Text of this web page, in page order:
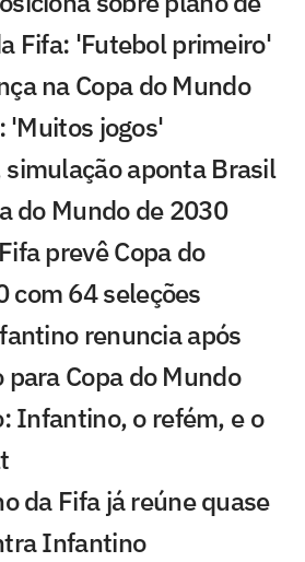
Fifa: 'Futebol primeiro'
na Copa do Mundo
'Muitos jogos'
aponta Brasil
do Mundo de 2030
prevê Copa do
com 64 seleções
renuncia após
Copa do Mundo
Infantino, o refém, e o
da Fifa já reúne quase
Infantino